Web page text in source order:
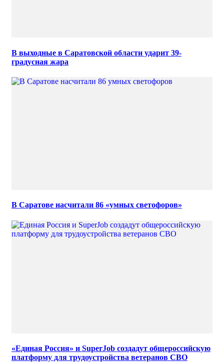
В выходные в Саратовской области ударит 39-
градусная жара
В Саратове насчитали 86 «умных светофоров»
«Единая Россия» и SuperJob создадут общероссийскую
платформу для трудоустройства ветеранов СВО